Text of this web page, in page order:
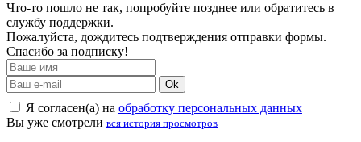
Что-то пошло не так, попробуйте позднее или обратитесь в
службу поддержки.
Пожалуйста, дождитесь подтверждения отправки формы.
Спасибо за подписку!
Ok
Я согласен(а) на обработку персональных данных
Вы уже смотрели вся история просмотров